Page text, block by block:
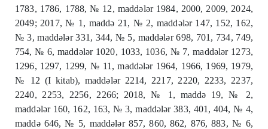
1783, 1786, 1788, № 12, maddələr 1984, 2000, 2009, 2024,
2049; 2017, № 1, maddə 21, № 2, maddələr 147, 152, 162,
№ 3, maddələr 331, 344, № 5, maddələr 698, 701, 734, 749,
754, № 6, maddələr 1020, 1033, 1036, № 7, maddələr 1273,
1296, 1297, 1299, № 11, maddələr 1964, 1966, 1969, 1979,
№ 12 (I kitab), maddələr 2214, 2217, 2220, 2233, 2237,
2240, 2253, 2256, 2266; 2018, № 1, maddə 19, № 2,
maddələr 160, 162, 163, № 3, maddələr 383, 401, 404, № 4,
maddə 646, № 5, maddələr 857, 860, 862, 876, 883, № 6,